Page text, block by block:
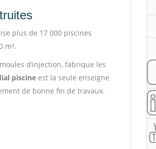
plus de 17 000 piscines
m².
d’injection, fabrique les
piscine est la seule enseigne
de bonne fin de travaux.